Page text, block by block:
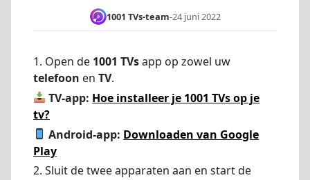
1001 TVs-team-24 juni 2022
1. Open de 1001 TVsapp op zowel uw
telefoon en TV.
TV-app: Hoe installeer je 1001 TVs op je
tv?
Android-app: Downloaden van Google
Play
2. Sluit de twee apparaten aan en start de